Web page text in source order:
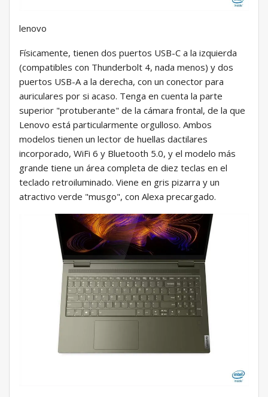
lenovo
Físicamente, tienen dos puertos USB-C a la izquierda
(compatibles con Thunderbolt 4, nada menos) y dos
puertos USB-A a la derecha, con un conector para
auriculares por si acaso. Tenga en cuenta la parte
superior "protuberante" de la cámara frontal, de la que
Lenovo está particularmente orgulloso. Ambos
modelos tienen un lector de huellas dactilares
incorporado, WiFi 6 y Bluetooth 5.0, y el modelo más
grande tiene un área completa de diez teclas en el
teclado retroiluminado. Viene en gris pizarra y un
atractivo verde "musgo", con Alexa precargado.